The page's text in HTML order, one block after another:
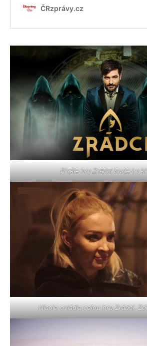
Finále hry Zrádci bude i v
Nicole ovládla celou hru Zrádci.